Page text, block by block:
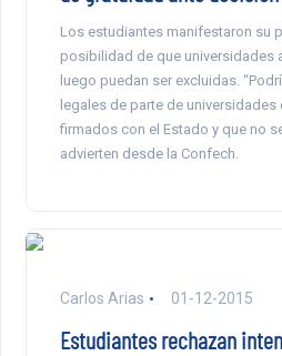
Los estudiantes manifestaron su
posibilidad de que universidades
luego puedan ser excluidas.
legales de parte de
firmados con el Estado y que no
advierten desde la Confech.
Carlos Arias 01-12-2015
Estudiantes rechazan